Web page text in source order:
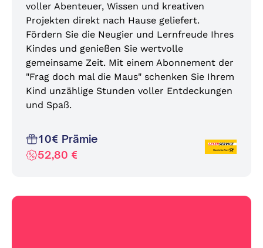
voller Abenteuer, Wissen und kreativen
Projekten direkt nach Hause geliefert.
Fördern Sie die Neugier und Lernfreude Ihres
Kindes und genießen Sie wertvolle
gemeinsame Zeit. Mit einem Abonnement der
"Frag doch mal die Maus" schenken Sie Ihrem
Kind unzählige Stunden voller Entdeckungen
und Spaß.
10€ Prämie
52,80 €